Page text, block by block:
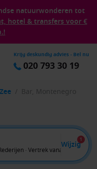
natuurwonderen tot
hotel & transfers voor €
Krijg deskundig advies - Bel nu
020 793 30 19
/ Bar, Montenegro
· Vertrek vanaf
Wijzig
1